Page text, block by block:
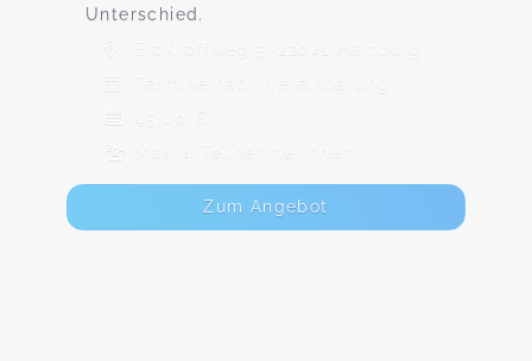
Unterschied.
Eickhoffweg 5, 22041 Hamburg
Termine nach Vereinbarung
45,00 €
Max. 4 TeilnehmerInnen
Zum Angebot